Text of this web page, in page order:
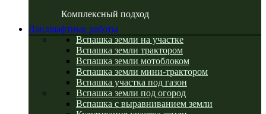
Комплексный подход
Ландшафтные работы
Вспашка земли на участке
Вспашка земли трактором
Вспашка земли мотоблоком
Вспашка земли мини-трактором
Вспашка участка под газон
Вспашка земли под огород
Вспашка с выравниванием земли